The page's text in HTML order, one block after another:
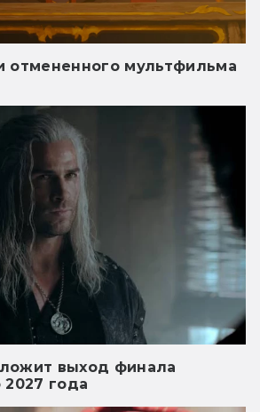
отмененного мультфильма
выход финала
года